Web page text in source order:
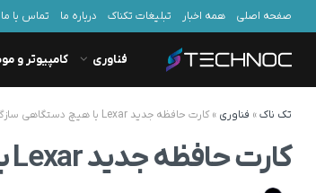
صفحه اصلی همه اخبار تبلیغات تکناک درباره ما تماس با ما
فناوری کامپیوتر و
تک ناک» فناوری »کارت حافظه جدید Lexar با هیچ دستگاهی سازگار نیست
کارت حافظه جدید Lexar با هیچ دستگاهی سازگار نیست